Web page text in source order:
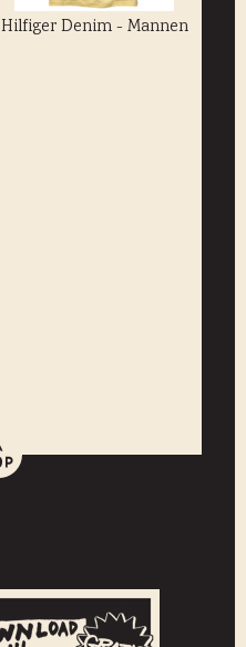
Hilfiger Denim - Mannen